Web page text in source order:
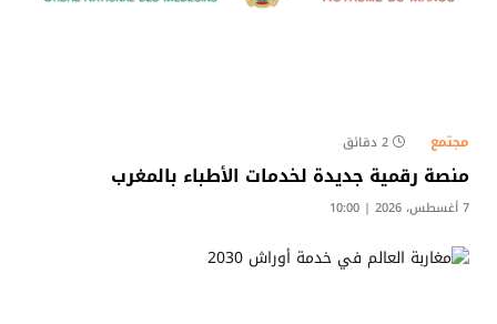
مجتمع 2 دقائق
منصة رقمية جديدة لخدمات الأطباء بالمغرب
7 أغسطس، 2026 | 10:00